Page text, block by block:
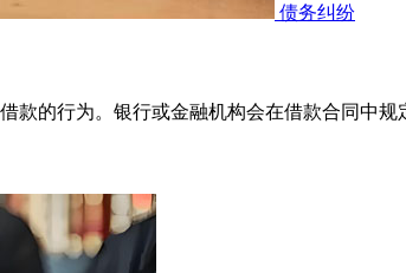
债务纠纷
款的行为。银行或金融机构会在借款合同中